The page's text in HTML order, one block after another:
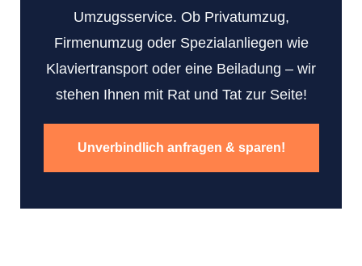
Umzugsservice. Ob Privatumzug,
Firmenumzug oder Spezialanliegen wie
Klaviertransport oder eine Beiladung – wir
stehen Ihnen mit Rat und Tat zur Seite!
Unverbindlich anfragen & sparen!